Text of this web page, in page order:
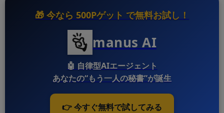
🎁 今なら 500Pゲット で無料お試し！
manus AI
🤖 自律型AIエージェント
あなたの“もう一人の秘書”が誕生
👉 今すぐ無料で試してみる